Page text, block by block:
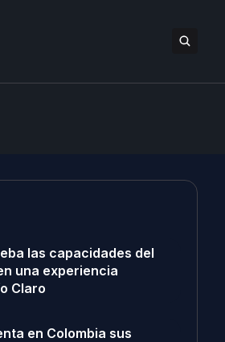
las capacidades del
una experiencia
Claro
en Colombia sus